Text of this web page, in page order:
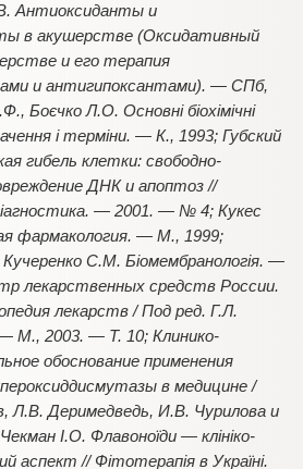
Антиоксиданты и
в акушерстве (Оксидативный
и его терапия
и антигипоксантами). — СПб,
Боєчко Л.О. Основні біохімічні
і терміни. — К., 1993; Губский
гибель клетки: свободно-
ДНК и апоптоз //
— 2001. — № 4; Кукес
фармакология. — М., 1999;
С.М. Біомембранологія. —
лекарственных средств России.
лекарств / Под ред. Г.Л.
М., 2003. — Т. 10; Клинико-
обоснование применения
в медицине /
Л.В. Деримедведь, И.В. Чурилова и
І.О. Флавоноїди — клініко-
аспект // Фітотерапія в Україні.